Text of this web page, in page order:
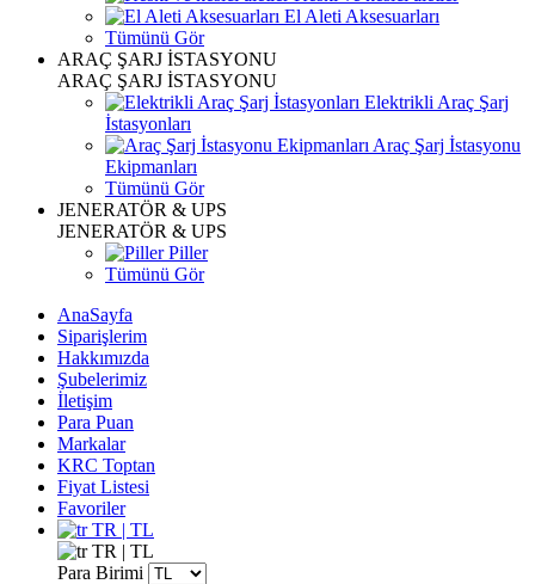
El Aleti Aksesuarları
Tümünü Gör
ARAÇ ŞARJ İSTASYONU
ARAÇ ŞARJ İSTASYONU
Elektrikli Araç Şarj
İstasyonları
Araç Şarj İstasyonu
Ekipmanları
Tümünü Gör
JENERATÖR & UPS
JENERATÖR & UPS
Piller
Tümünü Gör
AnaSayfa
Siparişlerim
Hakkımızda
Şubelerimiz
İletişim
Para Puan
Markalar
KRC Toptan
Fiyat Listesi
Favoriler
TR | TL
TR | TL
Para Birimi